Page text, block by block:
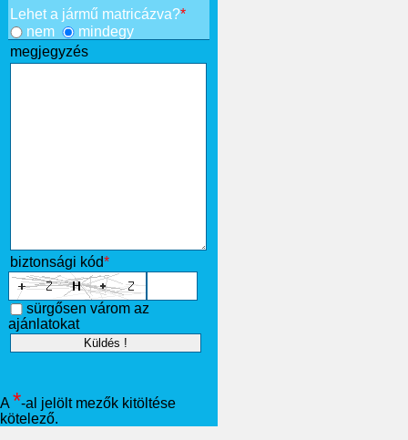
Lehet a jármű matricázva?*
nem
mindegy
megjegyzés
biztonsági kód*
sürgősen várom az
ajánlatokat
A *-al jelölt mezők kitöltése
kötelező.